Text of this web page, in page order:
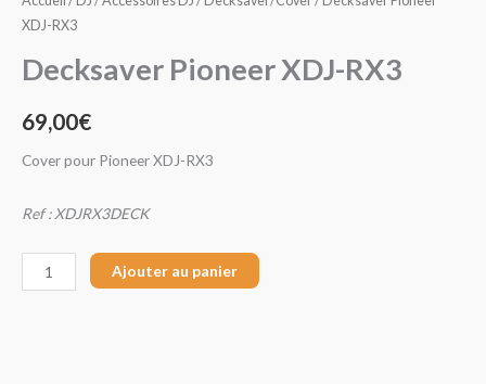
XDJ-RX3
Decksaver Pioneer XDJ-RX3
69,00€
Cover pour Pioneer XDJ-RX3
Ref : XDJRX3DECK
Ajouter au panier